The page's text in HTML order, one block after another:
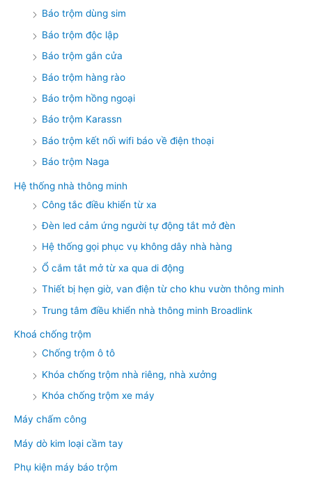
Báo trộm dùng sim
Báo trộm độc lập
Báo trộm gắn cửa
Báo trộm hàng rào
Báo trộm hồng ngoại
Báo trộm Karassn
Báo trộm kết nối wifi báo về điện thoại
Báo trộm Naga
Hệ thống nhà thông minh
Công tắc điều khiển từ xa
Đèn led cảm ứng người tự động tắt mở đèn
Hệ thống gọi phục vụ không dây nhà hàng
Ổ cắm tắt mở từ xa qua di động
Thiết bị hẹn giờ, van điện từ cho khu vườn thông minh
Trung tâm điều khiển nhà thông minh Broadlink
Khoá chống trộm
Chống trộm ô tô
Khóa chống trộm nhà riêng, nhà xưởng
Khóa chống trộm xe máy
Máy chấm công
Máy dò kim loại cầm tay
Phụ kiện máy báo trộm